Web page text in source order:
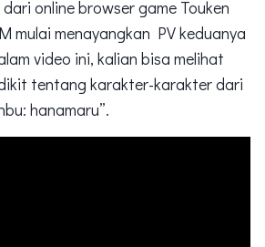
online browser game Touken
mulai menayangkan PV keduanya
video ini, kalian bisa melihat
tentang karakter-karakter dari
hanamaru”.